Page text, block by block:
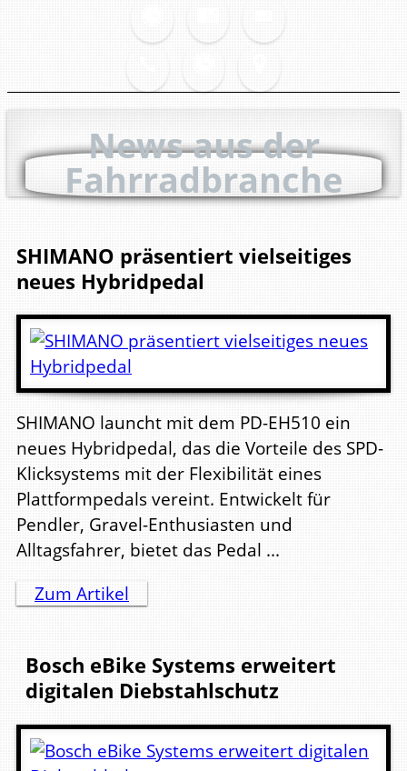
News aus der
Fahrradbranche
SHIMANO präsentiert vielseitiges
neues Hybridpedal
SHIMANO launcht mit dem PD-EH510 ein
neues Hybridpedal, das die Vorteile des SPD-
Klicksystems mit der Flexibilität eines
Plattformpedals vereint. Entwickelt für
Pendler, Gravel-Enthusiasten und
Alltagsfahrer, bietet das Pedal ...
Zum Artikel
Bosch eBike Systems erweitert
digitalen Diebstahlschutz